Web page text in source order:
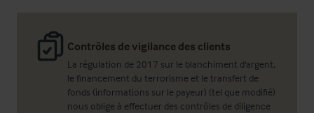
Contrôles de vigilance des clients
La régulation de 2017 sur le blanchiment d'argent,
le financement du terrorisme et le transfert de
fonds (informations sur le payeur) (tel que modifié)
nous oblige à effectuer des contrôles de diligence